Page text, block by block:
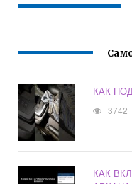
КАК
3742
КАК